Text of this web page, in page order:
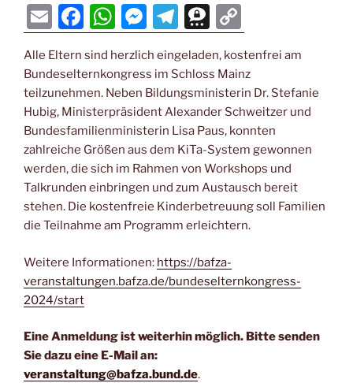
E
m
ai
l
F
a
c
e
b
o
o
k
W
h
at
s
A
p
p
M
e
ss
e
n
g
er
T
el
e
gr
a
m
T
hr
e
e
m
a
o
p
y
Li
n
k
Alle Eltern sind herzlich eingeladen, kostenfrei am
Bundeselternkongress im Schloss Mainz
teilzunehmen. Neben Bildungsministerin Dr. Stefanie
Hubig, Ministerpräsident Alexander Schweitzer und
Bundesfamilienministerin Lisa Paus, konnten
zahlreiche Größen aus dem KiTa-System gewonnen
werden, die sich im Rahmen von Workshops und
Talkrunden einbringen und zum Austausch bereit
stehen. Die kostenfreie Kinderbetreuung soll Familien
die Teilnahme am Programm erleichtern.
Weitere Informationen: https://bafza-
veranstaltungen.bafza.de/bundeselternkongress-
2024/start
Eine Anmeldung ist weiterhin möglich. Bitte senden
Sie dazu eine E-Mail an:
veranstaltung@bafza.bund.de.